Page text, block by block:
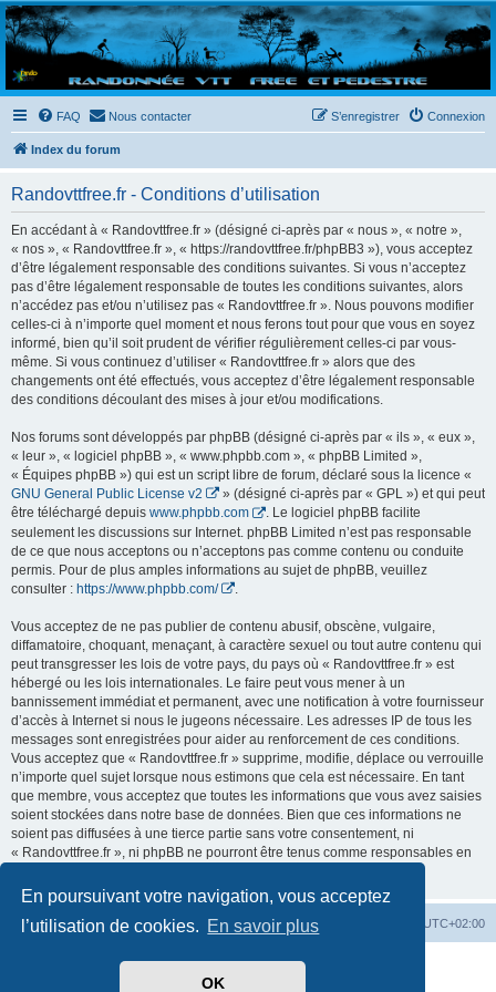
En poursuivant votre navigation, vous acceptez
l’utilisation de cookies. En savoir plus
OK
Randovttfree.fr
Bienvenue sur le site des randos vtt et pédestre de Bretagne . Bonne navigation sur le site
et bonnes randos dans l'Ouest !
FAQ Nous contacter Connexion
S’enregistrer
Index du forum
Randovttfree.fr - Conditions d’utilisation
En accédant à « Randovttfree.fr » (désigné ci-après par « nous », « notre »,
« nos », « Randovttfree.fr », « https://randovttfree.fr/phpBB3 »), vous acceptez
d’être légalement responsable des conditions suivantes. Si vous n’acceptez
pas d’être légalement responsable de toutes les conditions suivantes, alors
n’accédez pas et/ou n’utilisez pas « Randovttfree.fr ». Nous pouvons modifier
celles-ci à n’importe quel moment et nous ferons tout pour que vous en soyez
informé, bien qu’il soit prudent de vérifier régulièrement celles-ci par vous-
même. Si vous continuez d’utiliser « Randovttfree.fr » alors que des
changements ont été effectués, vous acceptez d’être légalement responsable
des conditions découlant des mises à jour et/ou modifications.
Nos forums sont développés par phpBB (désigné ci-après par « ils », « eux »,
« leur », « logiciel phpBB », « www.phpbb.com », « phpBB Limited »,
« Équipes phpBB ») qui est un script libre de forum, déclaré sous la licence «
GNU General Public License v2
» (désigné ci-après par « GPL ») et qui peut
être téléchargé depuis www.phpbb.com
. Le logiciel phpBB facilite
seulement les discussions sur Internet. phpBB Limited n’est pas responsable
de ce que nous acceptons ou n’acceptons pas comme contenu ou conduite
permis. Pour de plus amples informations au sujet de phpBB, veuillez
consulter : https://www.phpbb.com/
Vous acceptez de ne pas publier de contenu abusif, obscène, vulgaire,
diffamatoire, choquant, menaçant, à caractère sexuel ou tout autre contenu qui
peut transgresser les lois de votre pays, du pays où « Randovttfree.fr » est
hébergé ou les lois internationales. Le faire peut vous mener à un
bannissement immédiat et permanent, avec une notification à votre fournisseur
d’accès à Internet si nous le jugeons nécessaire. Les adresses IP de tous les
messages sont enregistrées pour aider au renforcement de ces conditions.
Vous acceptez que « Randovttfree.fr » supprime, modifie, déplace ou verrouille
n’importe quel sujet lorsque nous estimons que cela est nécessaire. En tant
que membre, vous acceptez que toutes les informations que vous avez saisies
soient stockées dans notre base de données. Bien que ces informations ne
soient pas diffusées à une tierce partie sans votre consentement, ni
« Randovttfree.fr », ni phpBB ne pourront être tenus comme responsables en
Index du forum UTC+02:00
Développé parphpBB® Forum Software © phpBB Limited
Traduit par